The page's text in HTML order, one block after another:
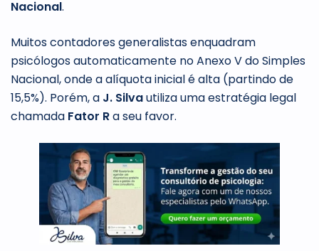
Nacional.
Muitos contadores generalistas enquadram
psicólogos automaticamente no Anexo V do Simples
Nacional, onde a alíquota inicial é alta (partindo de
15,5%). Porém, a J. Silvautiliza uma estratégia legal
chamada Fator Ra seu favor.